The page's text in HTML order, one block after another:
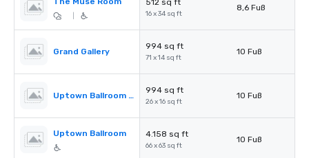
512 sq ft
16 x 34 sq ft
8,6 Fuß
Grand Gallery
994 sq ft
71 x 14 sq ft
10 Fuß
Uptown Ballroom Pre-Function
994 sq ft
26 x 16 sq ft
10 Fuß
Uptown Ballroom 4.158 sq ft
66 x 63 sq ft
10 Fuß